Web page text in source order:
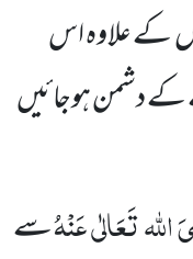
کے علاوہ اس
دشمن ہوجائیں
تَعَالٰی عَنْہُسے